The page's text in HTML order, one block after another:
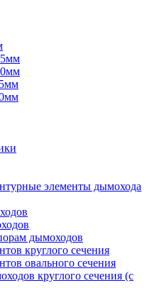
элементы дымохода
дымоходов
круглого сечения
овального сечения
круглого сечения (с